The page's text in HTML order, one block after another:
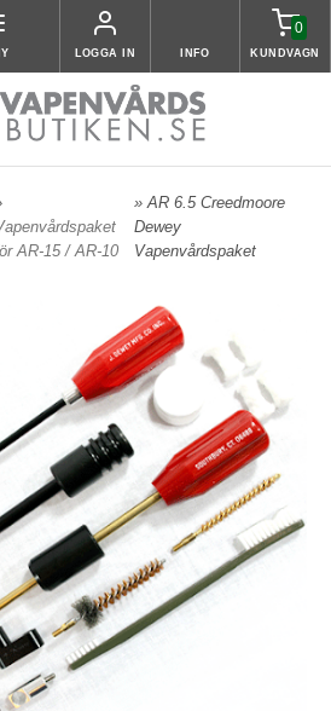
LOGGA IN INFO
0
KUNDVAGN
AR-15 / AR-10
» AR 6.5 Creedmoore
Dewey
Vapenvårdspaket